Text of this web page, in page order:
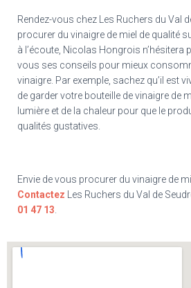
Rendez-vous chez Les Ruchers du Val
procurer du vinaigre de miel de qualité
à l’écoute, Nicolas Hongrois n’hésitera
vous ses conseils pour mieux
vinaigre. Par exemple, sachez qu’il est
de garder votre bouteille de vinaigre de
lumière et de la chaleur pour que le
qualités gustatives.
Envie de vous procurer du vinaigre de
Contactez Les Ruchers du Val de
01 47 13